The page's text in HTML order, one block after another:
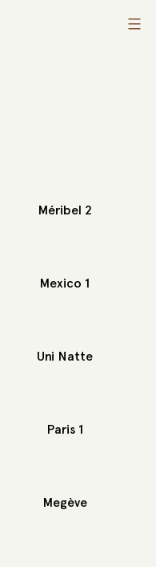
Méribel 2
Mexico 1
Uni Natte
Paris 1
Megève